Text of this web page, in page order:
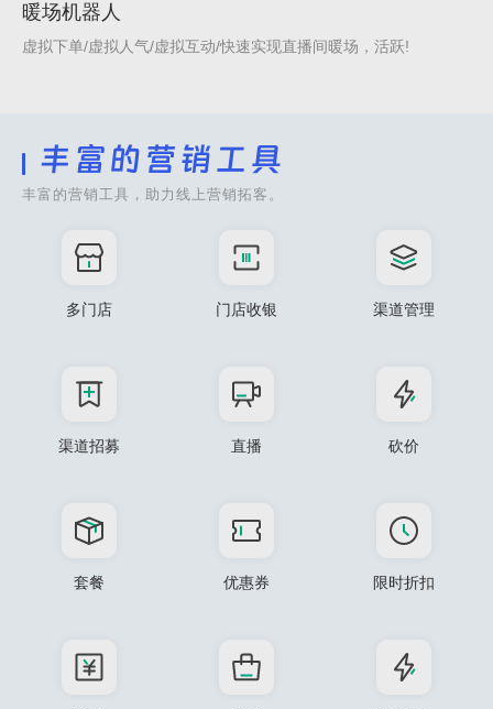
暖场机器人
虚拟下单/虚拟人气/虚拟互动/快速实现直播间暖场，活跃!
丰富的营销工具
丰富的营销工具，助力线上营销拓客。
多门店 门店收银 渠道管理
渠道招募 直播 砍价
套餐 优惠券 限时折扣